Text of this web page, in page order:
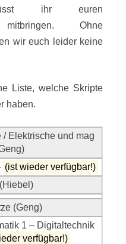
ihr euren
Ohne
wir euch leider keine
Liste, welche Skripte
haben.
/ Elektrische und mag
(ist wieder verfügbar!)
(Geng)
1 – Digitaltechnik
verfügbar!)